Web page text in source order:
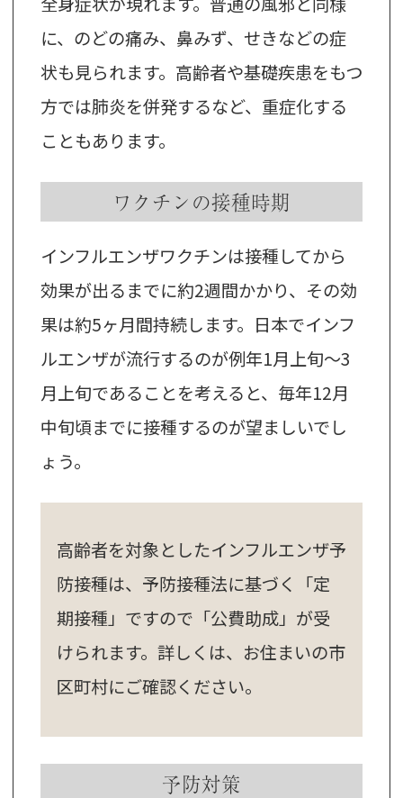
に、のどの痛み、鼻みず、せきなどの症
状も見られます。高齢者や基礎疾患をもつ
方では肺炎を併発するなど、重症化する
こともあります。
ワクチンの接種時期
インフルエンザワクチンは接種してから
効果が出るまでに約2週間かかり、その効
果は約5ヶ月間持続します。日本でインフ
ルエンザが流行するのが例年1月上旬～3
月上旬であることを考えると、毎年12月
中旬頃までに接種するのが望ましいでし
ょう。
高齢者を対象としたインフルエンザ予
防接種は、予防接種法に基づく「定
期接種」ですので「公費助成」が受
けられます。詳しくは、お住まいの市
区町村にご確認ください。
予防対策